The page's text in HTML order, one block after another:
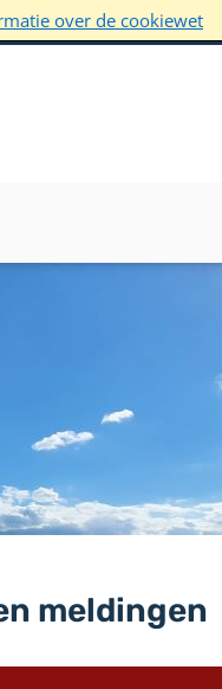
over de cookiewet
meldingen